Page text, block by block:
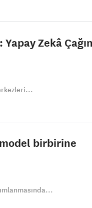
Zekâ
birbirine